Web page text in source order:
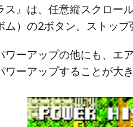
ス』は、任意縦スクロ
ム）の2ボタン。ストッ
ワーアップの他にも、エ
ーアップすることが大き